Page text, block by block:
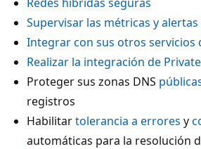
Supervisar las métricas y alertas
Integrar con sus otros servicios
Realizar la integración de
Proteger sus zonas DNS
registros
Habilitartolerancia a errores y
automáticas para la resolución